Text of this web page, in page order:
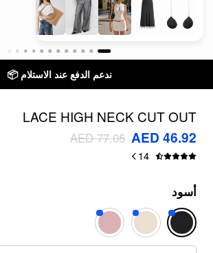
ندعم الدفع عند الاستلام 📦
LACE HIGH NECK CUT OUT
SLEEVELESS TOP
AED 46.92
AED 77.05
14
أسود